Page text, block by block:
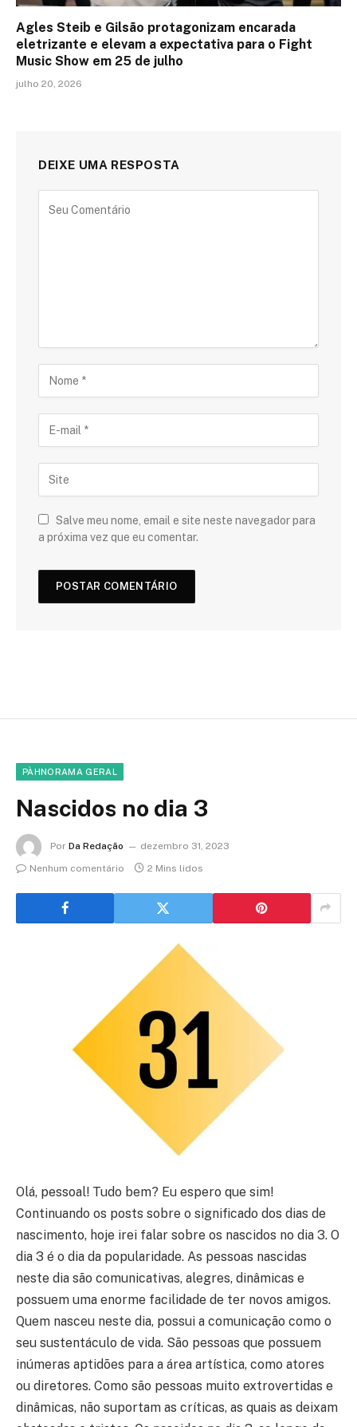
Agles Steib e Gilsão protagonizam encarada
eletrizante e elevam a expectativa para o Fight
Music Show em 25 de julho
julho 20, 2026
DEIXE UMA RESPOSTA
Salve meu nome, email e site neste navegador para
a próxima vez que eu comentar.
PÀHNORAMA GERAL
Nascidos no dia 3
Por Da Redação
dezembro 31, 2023
Nenhum comentário
2 Mins lidos
Olá, pessoal! Tudo bem? Eu espero que sim!
Continuando os posts sobre o significado dos dias de
nascimento, hoje irei falar sobre os nascidos no dia 3. O
dia 3 é o dia da popularidade. As pessoas nascidas
neste dia são comunicativas, alegres, dinâmicas e
possuem uma enorme facilidade de ter novos amigos.
Quem nasceu neste dia, possui a comunicação como o
seu sustentáculo de vida. São pessoas que possuem
inúmeras aptidões para a área artística, como atores
ou diretores. Como são pessoas muito extrovertidas e
dinâmicas, não suportam as críticas, as quais as deixam